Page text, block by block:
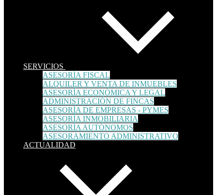
SERVICIOS
ASESORÍA FISCAL
ALQUILER Y VENTA DE INMUEBLES
ASESORÍA ECONÓMICA Y LEGAL
ADMINISTRACIÓN DE FINCAS
ASESORÍA DE EMPRESAS - PYMES
ASESORÍA INMOBILIARIA
ASESORÍA AUTÓNOMOS
ASESORAMIENTO ADMINISTRATIVO
ACTUALIDAD